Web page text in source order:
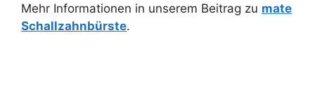
Mehr Informationen in unserem Beitrag zu mate
Schallzahnbürste.